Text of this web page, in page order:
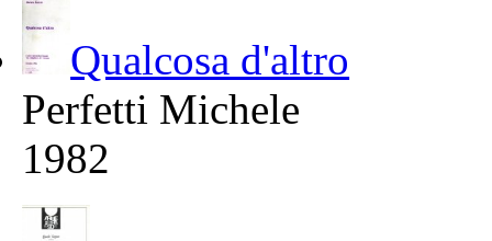
Qualcosa d'altro
Perfetti Michele
1982